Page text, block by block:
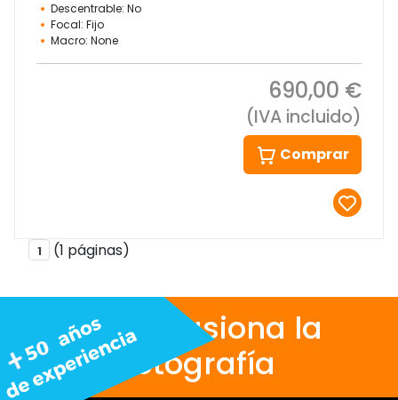
Descentrable: No
Focal: Fijo
Macro: None
690,00 €
(IVA incluido)
Comprar
1 (1 páginas)
Nos apasiona la
fotografía